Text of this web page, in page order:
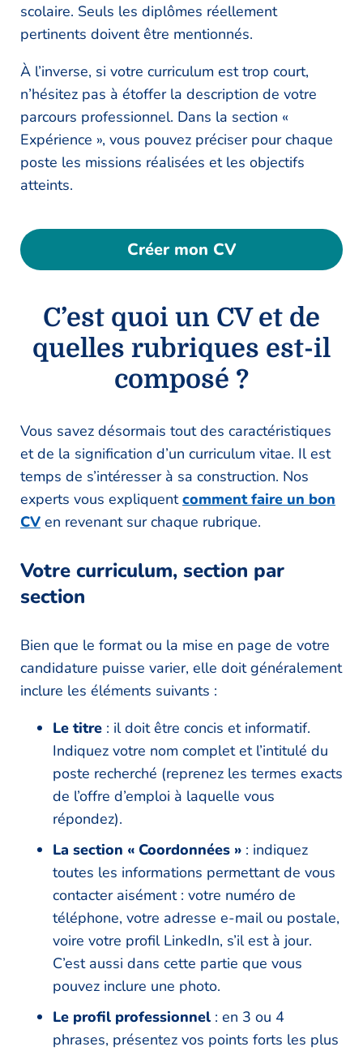
scolaire. Seuls les diplômes réellement
pertinents doivent être mentionnés.
À l’inverse, si votre curriculum est trop court,
n’hésitez pas à étoffer la description de votre
parcours professionnel. Dans la section «
Expérience », vous pouvez préciser pour chaque
poste les missions réalisées et les objectifs
atteints.
Créer mon CV
C’est quoi un CV et de
quelles rubriques est-il
composé ?
Vous savez désormais tout des caractéristiques
et de la signification d’un curriculum vitae. Il est
temps de s’intéresser à sa construction. Nos
experts vous expliquentcomment faire un bon
CV en revenant sur chaque rubrique.
Votre curriculum, section par
section
Bien que le format ou la mise en page de votre
candidature puisse varier, elle doit généralement
inclure les éléments suivants :
Le titre : il doit être concis et informatif.
Indiquez votre nom complet et l’intitulé du
poste recherché (reprenez les termes exacts
de l’offre d’emploi à laquelle vous
répondez).
La section « Coordonnées » : indiquez
toutes les informations permettant de vous
contacter aisément : votre numéro de
téléphone, votre adresse e-mail ou postale,
voire votre profil LinkedIn, s’il est à jour.
C’est aussi dans cette partie que vous
pouvez inclure une photo.
Le profil professionnel : en 3 ou 4
phrases, présentez vos points forts les plus